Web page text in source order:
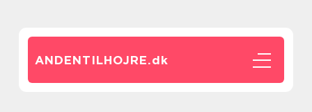
ANDENTILHOJRE.dk